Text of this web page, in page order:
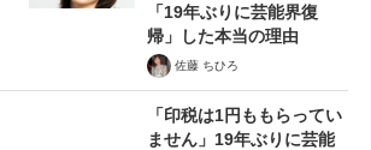
「19年ぶりに芸能界復
帰」した本当の理由
佐藤 ちひろ
「印税は1円ももらってい
ません」19年ぶりに芸能